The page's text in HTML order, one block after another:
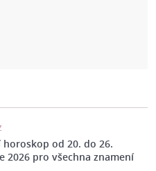
horoskop od 20. do 26.
2026 pro všechna znamení